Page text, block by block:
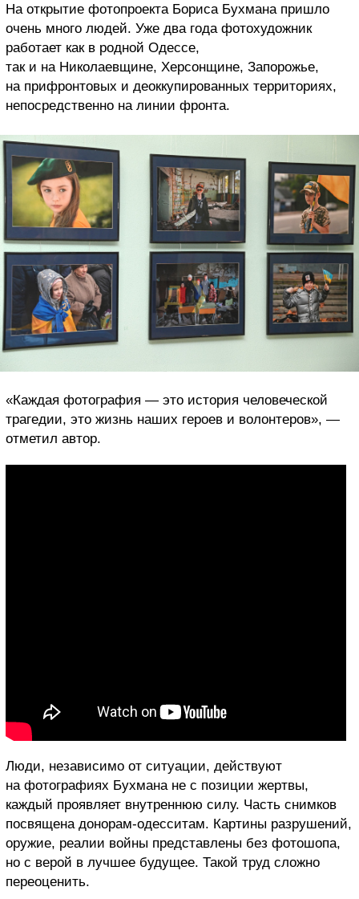
На открытие фотопроекта Бориса Бухмана пришло
очень много людей. Уже два года фотохудожник
работает как в родной Одессе,
так и на Николаевщине, Херсонщине, Запорожье,
на прифронтовых и деоккупированных территориях,
непосредственно на линии фронта.
«Каждая фотография — это история человеческой
трагедии, это жизнь наших героев и волонтеров», —
отметил автор.
Люди, независимо от ситуации, действуют
на фотографиях Бухмана не с позиции жертвы,
каждый проявляет внутреннюю силу. Часть снимков
посвящена донорам-одесситам. Картины разрушений,
оружие, реалии войны представлены без фотошопа,
но с верой в лучшее будущее. Такой труд сложно
переоценить.